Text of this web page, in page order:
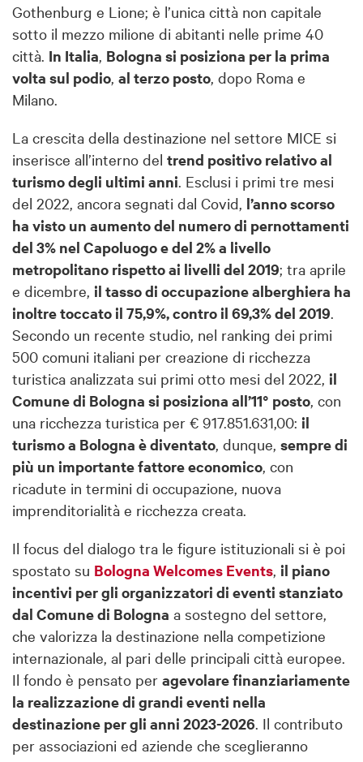
Gothenburg e Lione; è l’unica città non capitale
sotto il mezzo milione di abitanti nelle prime 40
città. In Italia, Bologna si posiziona per la prima
volta sul podio, al terzo posto, dopo Roma e
Milano.
La crescita della destinazione nel settore MICE si
inserisce all’interno del trend positivo relativo al
turismo degli ultimi anni. Esclusi i primi tre mesi
del 2022, ancora segnati dal Covid, l’anno scorso
ha visto un aumento del numero di pernottamenti
del 3% nel Capoluogo e del 2% a livello
metropolitano rispetto ai livelli del 2019; tra aprile
e dicembre, il tasso di occupazione alberghiera ha
inoltre toccato il 75,9%, contro il 69,3% del 2019.
Secondo un recente studio, nel ranking dei primi
500 comuni italiani per creazione di ricchezza
turistica analizzata sui primi otto mesi del 2022, il
Comune di Bologna si posiziona all’11° posto, con
una ricchezza turistica per € 917.851.631,00: il
turismo a Bologna è diventato, dunque, sempre di
più un importante fattore economico, con
ricadute in termini di occupazione, nuova
imprenditorialità e ricchezza creata.
Il focus del dialogo tra le figure istituzionali si è poi
spostato su Bologna Welcomes Events, il piano
incentivi per gli organizzatori di eventi stanziato
dal Comune di Bologna a sostegno del settore,
che valorizza la destinazione nella competizione
internazionale, al pari delle principali città europee.
Il fondo è pensato per agevolare finanziariamente
la realizzazione di grandi eventi nella
destinazione per gli anni 2023-2026. Il contributo
per associazioni ed aziende che sceglieranno